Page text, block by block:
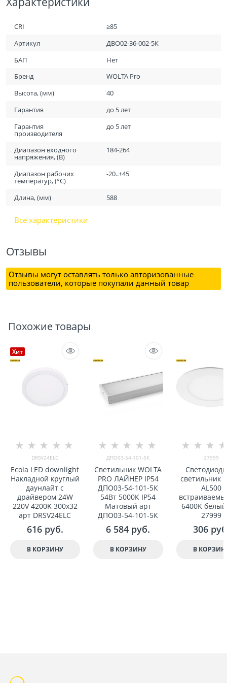
CRI
≥85
Артикул
ДВО02-36-002-5К
БАП
Нет
Бренд
WOLTA Pro
Высота, (мм)
40
Гарантия
до 5 лет
Гарантия
производителя
до 5 лет
Диапазон входного
напряжения, (В)
184-264
Диапазон рабочих
температур, (°С)
-20..+45
Длина, (мм) 588
Все характеристики
Отзывы
Отзывы могут оставлять только авторизованные
пользователи, которые покупали данный товар
Похожие товары
Хит
DRSV24ELC
Ecola LED downlight
Накладной круглый
даунлайт с
драйвером 24W
220V 4200K 300x32
арт DRSV24ELC
616 руб.
В КОРЗИНУ
ДПО03-54-101-5К
Светильник WOLTA
PRO ЛАЙНЕР IP54
ДПО03-54-101-5К
54Вт 5000К IP54
Матовый арт
ДПО03-54-101-5К
6 584 руб.
В КОРЗИНУ
27999
светильник
AL500
6400K
27999
306
В